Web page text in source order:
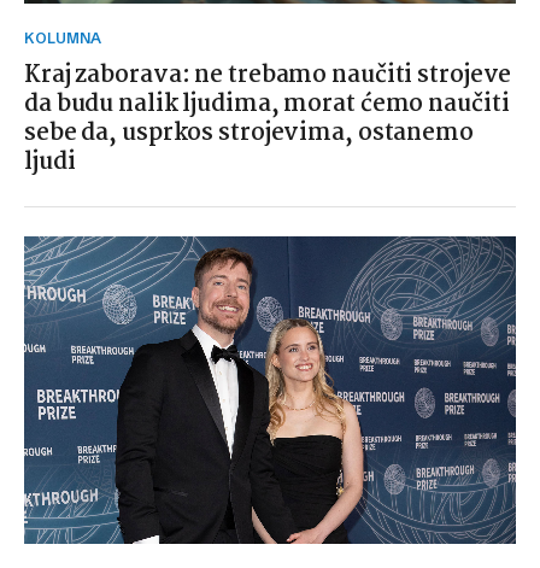
KOLUMNA
Kraj zaborava: ne trebamo naučiti strojeve
da budu nalik ljudima, morat ćemo naučiti
sebe da, usprkos strojevima, ostanemo
ljudi